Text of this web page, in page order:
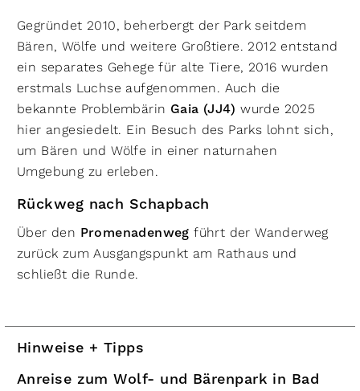
Gegründet 2010, beherbergt der Park seitdem
Bären, Wölfe und weitere Großtiere. 2012 entstand
ein separates Gehege für alte Tiere, 2016 wurden
erstmals Luchse aufgenommen. Auch die
bekannte Problembärin Gaia (JJ4) wurde 2025
hier angesiedelt. Ein Besuch des Parks lohnt sich,
um Bären und Wölfe in einer naturnahen
Umgebung zu erleben.
Rückweg nach Schapbach
Über den Promenadenweg führt der Wanderweg
zurück zum Ausgangspunkt am Rathaus und
schließt die Runde.
Hinweise + Tipps
Anreise zum Wolf- und Bärenpark in Bad